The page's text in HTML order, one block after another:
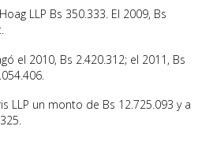
LLP Bs 350.333. El 2009, Bs
el 2010, Bs 2.420.312; el 2011, Bs
LLP un monto de Bs 12.725.093 y a